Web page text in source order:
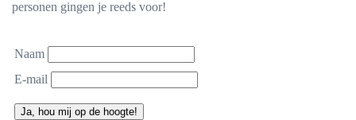
personen gingen je reeds voor!
Naam
E-mail
Ja, hou mij op de hoogte!